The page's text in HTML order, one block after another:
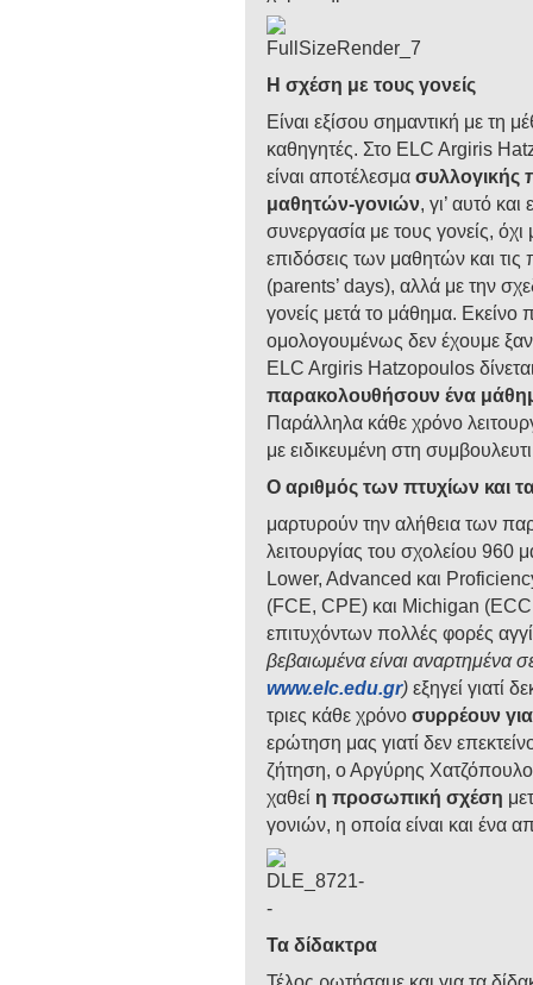
Η σχέση με τους γονείς
Είναι εξίσου σημαντική με τη
καθηγητές. Στο ELC Argiris
είναι αποτέλεσμα συλλογικής
μαθητών-γονιών, γι’ αυτό
συνεργασία με τους γονείς,
επιδόσεις των μαθητών και
(parents’ days), αλλά με την
γονείς μετά το μάθημα.
ομολογουμένως δεν έχουμε
ELC Argiris Hatzopoulos
παρακολουθήσουν ένα
Παράλληλα κάθε χρόνο
με ειδικευμένη στη
Ο αριθμός των πτυχίων και
μαρτυρούν την αλήθεια των
λειτουργίας του σχολείου 960
Lower, Advanced και
(FCE, CPE) και Michigan
επιτυχόντων πολλές φορές
βεβαιωμένα είναι αναρτημένα
www.elc.edu.gr) εξηγεί γιατί
τριες κάθε χρόνο συρρέουν για
ερώτηση μας γιατί δεν
ζήτηση, ο Αργύρης
χαθεί η προσωπική σχέση
γονιών, η οποία είναι και ένα
Τα δίδακτρα